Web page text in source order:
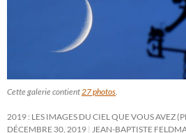
Cette galerie contient 27 photos
2019 : LES IMAGES DU CIEL QUE VOUS AVEZ
DÉCEMBRE 30, 2019
JEAN-BAPTISTE